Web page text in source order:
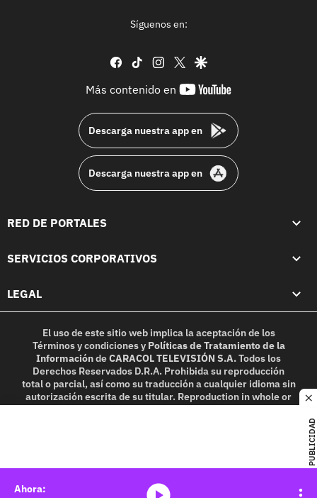
PUBLICIDAD
Síguenos en:
facebook
tiktok instagram
twittergoogle
Más contenido en
youtube-
Descarga nuestra app en
Descarga nuestra app en
RED DE PORTALES
SERVICIOS CORPORATIVOS
LEGAL
El uso de este sitio web implica la aceptación de los
Términos y condicionesy Políticas de Tratamiento de la
InformacióndeCARACOL TELEVISIÓN S.A.Todos los
Derechos Reservados D.R.A. Prohibida su reproducción
total o parcial, así como su traducción a cualquier idioma sin
autorización escrita de su titular. Reproduction in whole or
in part, or translation without written permission is